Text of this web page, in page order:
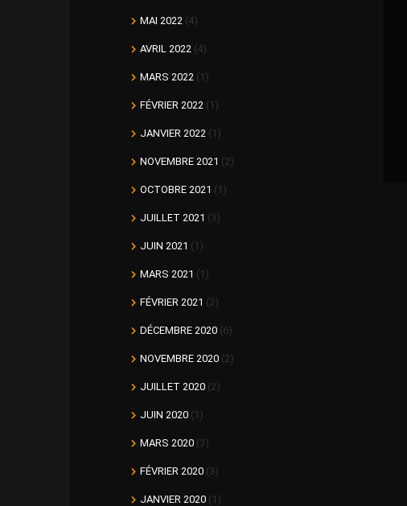
MAI 2022 (4)
AVRIL 2022 (4)
MARS 2022 (1)
FÉVRIER 2022 (1)
JANVIER 2022 (1)
NOVEMBRE 2021 (2)
OCTOBRE 2021 (1)
JUILLET 2021 (3)
JUIN 2021 (1)
MARS 2021 (1)
FÉVRIER 2021 (2)
DÉCEMBRE 2020 (6)
NOVEMBRE 2020 (2)
JUILLET 2020 (2)
JUIN 2020 (1)
MARS 2020 (3)
FÉVRIER 2020 (3)
JANVIER 2020 (1)